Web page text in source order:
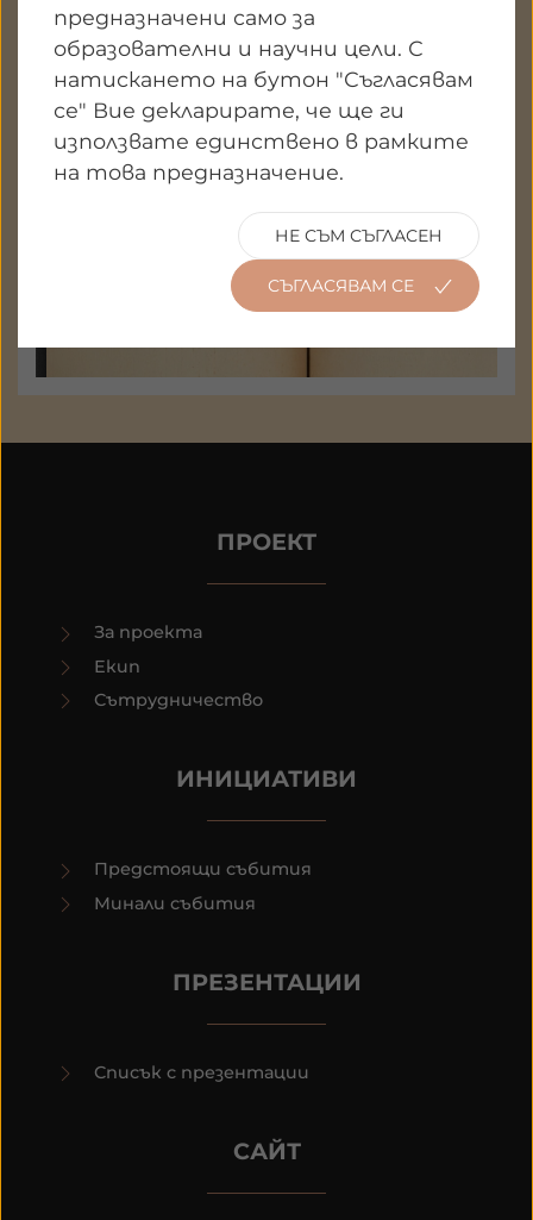
ПРОЕКТ
За проекта
Екип
Сътрудничество
ИНИЦИАТИВИ
Предстоящи събития
Минали събития
ПРЕЗЕНТАЦИИ
Списък с презентации
САЙТ
предназначени само за
образователни и научни цели. С
натискането на бутон "Съгласявам
се" Вие декларирате, че ще ги
използвате единствено в рамките
на това предназначение.
НЕ СЪМ СЪГЛАСЕН
СЪГЛАСЯВАМ СЕ